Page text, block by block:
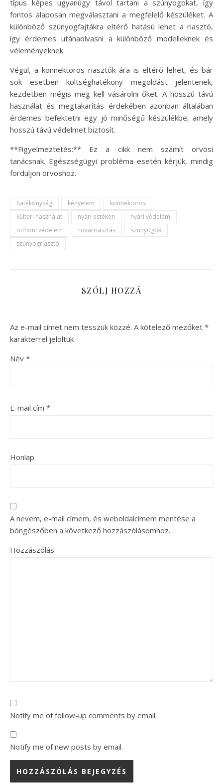
típus képes ugyanúgy távol tartani a szúnyogokat, így
fontos alaposan megválasztani a megfelelő készüléket. A
különböző szúnyogfajtákra eltérő hatású lehet a riasztó,
így érdemes utánaolvasni a különböző modelleknek és
véleményeknek.
Végül, a konnektoros riasztók ára is eltérő lehet, és bár
sok esetben költséghatékony megoldást jelentenek,
kezdetben mégis meg kell vásárolni őket. A hosszú távú
használat és megtakarítás érdekében azonban általában
érdemes befektetni egy jó minőségű készülékbe, amely
hosszú távú védelmet biztosít.
**Figyelmeztetés:** Ez a cikk nem számít orvosi
tanácsnak. Egészségügyi probléma esetén kérjük, mindig
forduljon orvoshoz.
hatékonyság kényelem
konnektoros
kültéri használat
nyári estéken
nyári védelem
otthoni védelem
rovarriasztás
szúnyogok
szúnyogriasztó
SZÓLJ HOZZÁ
Az e-mail címet nem tesszük közzé. A kötelező mezőket *
karakterrel jelöltük
Név *
E-mail cím *
Honlap
A nevem, e-mail címem, és weboldalcímem mentése a
böngészőben a következő hozzászólásomhoz.
Hozzászólás
Notify me of follow-up comments by email.
Notify me of new posts by email.